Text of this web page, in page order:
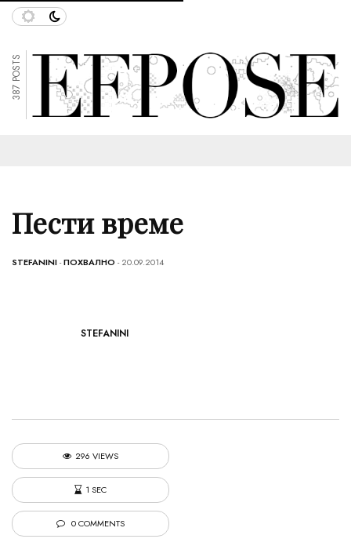
387 POSTS
Пести време
STEFANINI-ПОХВАЛНО - 20.09.2014
STEFANINI
296 VIEWS
1 SEC
0 COMMENTS